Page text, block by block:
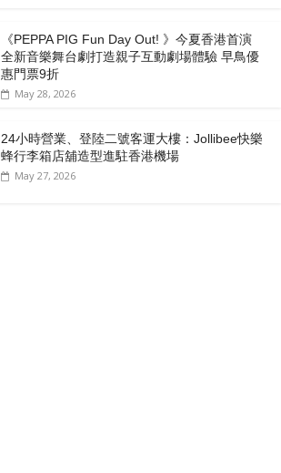
《PEPPA PIG Fun Day Out! 》今夏香港首演
全新音樂舞台劇打造親子互動劇場體驗 早鳥優
惠門票9折
May 28, 2026
24小時營業、登陸二號客運大樓：Jollibee快樂
蜂行李箱店舖造型進駐香港機場
May 27, 2026